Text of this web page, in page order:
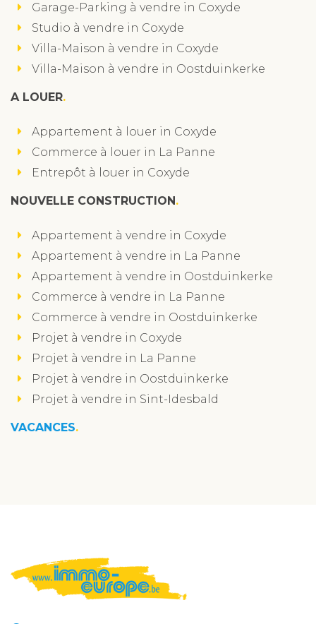
Garage-Parking à vendre in Coxyde
Studio à vendre in Coxyde
Villa-Maison à vendre in Coxyde
Villa-Maison à vendre in Oostduinkerke
A LOUER
Appartement à louer in Coxyde
Commerce à louer in La Panne
Entrepôt à louer in Coxyde
NOUVELLE CONSTRUCTION
Appartement à vendre in Coxyde
Appartement à vendre in La Panne
Appartement à vendre in Oostduinkerke
Commerce à vendre in La Panne
Commerce à vendre in Oostduinkerke
Projet à vendre in Coxyde
Projet à vendre in La Panne
Projet à vendre in Oostduinkerke
Projet à vendre in Sint-Idesbald
VACANCES